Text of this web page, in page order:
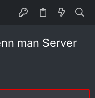
man Server